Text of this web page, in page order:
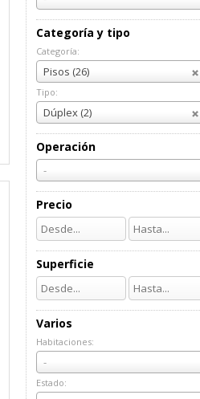
Categoría y tipo
Categoría:
Pisos (26)
Categoría:
Tipo:
Dúplex (2)
Tipo:
Operación
-
Precio
Superficie
Varios
Habitaciones:
-
Habitaciones:
Estado: